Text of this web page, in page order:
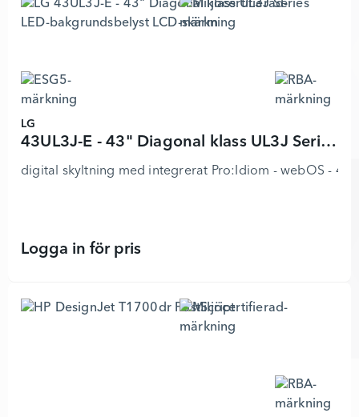
LG
43UL3J-E - 43" Diagonal klass UL3J Series LED-bakgrundsbelyst LCD-skärm
digital skyltning med integrerat Pro:Idiom - webOS - 4K
Logga in för pris43UL3J-E - 43" Diagonal klass